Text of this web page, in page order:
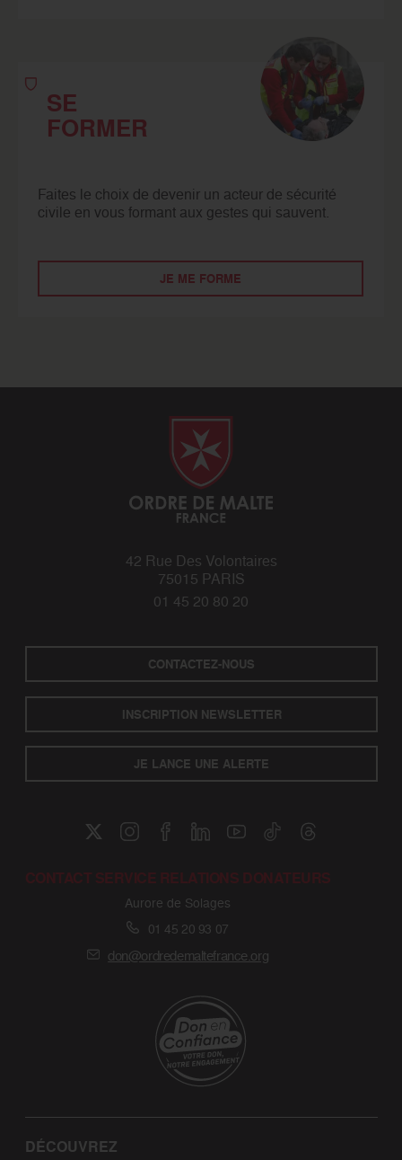
SE
FORMER
Faites le choix de devenir un acteur de sécurité
civile en vous formant aux gestes qui sauvent.
JE ME FORME
42 Rue Des Volontaires
75015 PARIS
01 45 20 80 20
CONTACTEZ-NOUS
INSCRIPTION NEWSLETTER
JE LANCE UNE ALERTE
CONTACT SERVICE RELATIONS DONATEURS
Aurore de Solages
01 45 20 93 07
don@ordredemaltefrance.org
DÉCOUVREZ